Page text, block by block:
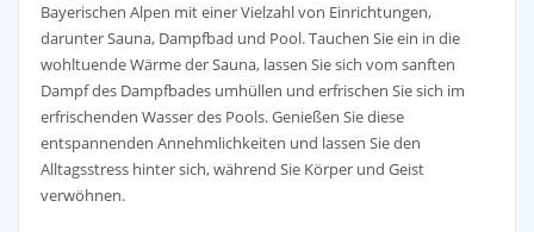
Bayerischen Alpen mit einer Vielzahl von Einrichtungen,
darunter Sauna, Dampfbad und Pool. Tauchen Sie ein in die
wohltuende Wärme der Sauna, lassen Sie sich vom sanften
Dampf des Dampfbades umhüllen und erfrischen Sie sich im
erfrischenden Wasser des Pools. Genießen Sie diese
entspannenden Annehmlichkeiten und lassen Sie den
Alltagsstress hinter sich, während Sie Körper und Geist
verwöhnen.